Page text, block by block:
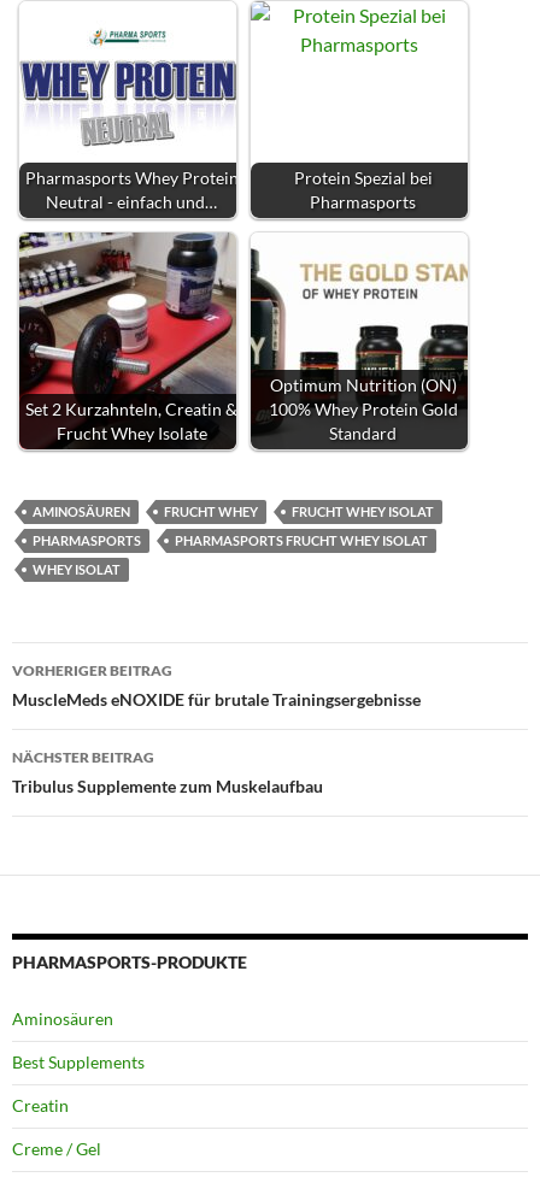
Pharmasports Whey Protein
Neutral - einfach und…
Protein Spezial bei
Pharmasports
Set 2 Kurzahnteln, Creatin &
Frucht Whey Isolate
Optimum Nutrition (ON)
100% Whey Protein Gold
Standard
AMINOSÄUREN FRUCHT WHEY
FRUCHT WHEY ISOLAT
PHARMASPORTS
PHARMASPORTS FRUCHT WHEY ISOLAT
WHEY ISOLAT
Beitragsnavigation
VORHERIGER BEITRAG
MuscleMeds eNOXIDE für brutale Trainingsergebnisse
NÄCHSTER BEITRAG
Tribulus Supplemente zum Muskelaufbau
PHARMASPORTS-PRODUKTE
Aminosäuren
Best Supplements
Creatin
Creme / Gel